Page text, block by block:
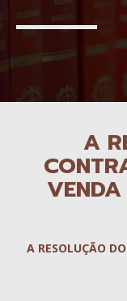
A
A RESOLUÇÃO